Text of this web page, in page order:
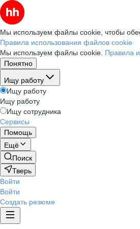
Мы используем файлы cookie, чтобы
Правила использования файлов cookie
Мы используем файлы cookie. Правила
Понятно
Ищу работу
Ищу работу
Ищу работу
Ищу сотрудника
Сервисы
Помощь
Ещё
Поиск
Тверь
Войти
Войти
Создать резюме